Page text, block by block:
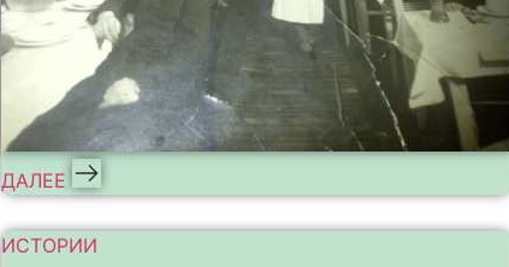
ДАЛЕЕ
ИСТОРИИ